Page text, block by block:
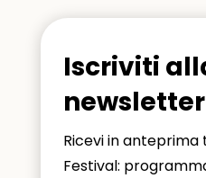
Iscriviti
newsletter
Ricevi in
Festival: